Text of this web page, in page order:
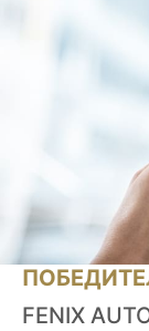
FENIX